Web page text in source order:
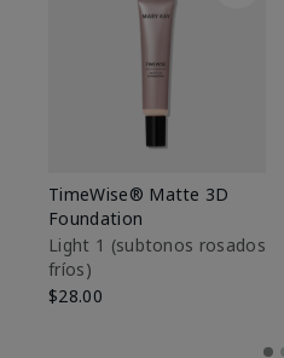
TimeWise® Matte 3D
Foundation
Light 1​ (subtonos rosados
fríos)
$28.00